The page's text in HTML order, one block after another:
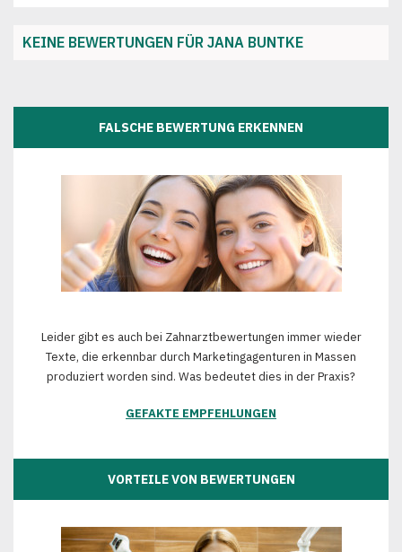
KEINE BEWERTUNGEN FÜR JANA BUNTKE
FALSCHE BEWERTUNG ERKENNEN
Leider gibt es auch bei Zahnarztbewertungen immer wieder
Texte, die erkennbar durch Marketingagenturen in Massen
produziert worden sind. Was bedeutet dies in der Praxis?
GEFAKTE EMPFEHLUNGEN
VORTEILE VON BEWERTUNGEN